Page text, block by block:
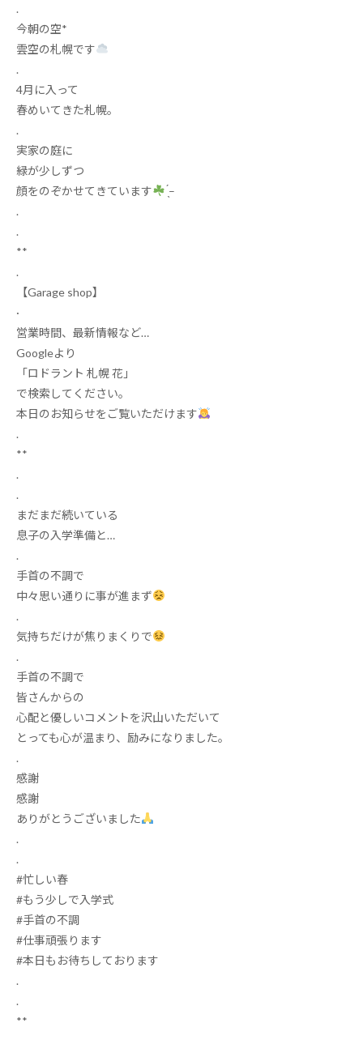
.
今朝の空*
雲空の札幌です
.
4月に入って
春めいてきた札幌。
.
実家の庭に
緑が少しずつ
顔をのぞかせてきています
̖́–
.
.
**
.
【Garage shop】
·
営業時間、最新情報など…
Googleより
「ロドラント 札幌花」
で検索してください。
本日のお知らせをご覧いただけます
.
**
.
.
まだまだ続いている
息子の入学準備と…
.
手首の不調で
中々思い通りに事が進まず
.
気持ちだけが焦りまくりで
.
手首の不調で
皆さんからの
心配と優しいコメントを沢山いただいて
とっても心が温まり、励みになりました。
.
感謝
感謝
ありがとうございました
.
.
#忙しい春
#もう少しで入学式
#手首の不調
#仕事頑張ります
#本日もお待ちしております
.
.
**